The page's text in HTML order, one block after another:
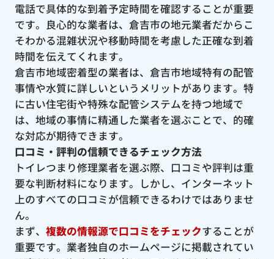
電話で具体的な到着予定時間を確認することが重要
です。良心的な業者は、倉吉市の地元業者だからこ
そわかる混雑状況や移動時間を考慮した正確な到着
時間を伝えてくれます。
倉吉市地域密着型の業者は、倉吉市地域特有の配管
事情や水質に詳しいというメリットがあります。特
に古い住宅街や特殊な配管システムを持つ地域で
は、地域の事情に精通した業者を選ぶことで、的確
な対応が期待できます。
口コミ・評判の信頼できるチェック方法
トイレつまり修理業者を選ぶ際、口コミや評判は重
要な判断材料になります。しかし、インターネット
上のすべての口コミが信頼できるわけではありませ
ん。
まず、 複数の情報源で口コミをチェックすることが
重要です。業者独自のホームページに掲載されてい